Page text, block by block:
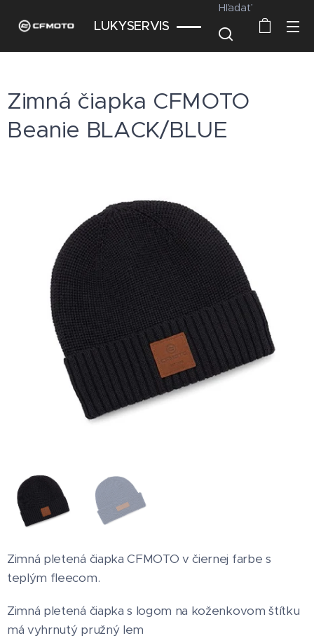
LUKYSERVIS
Hľadať
Zimná čiapka CFMOTO
Beanie BLACK/BLUE
Zimná pletená čiapka CFMOTO v čiernej farbe s
teplým fleecom.
Zimná pletená čiapka s logom na koženkovom štítku
má vyhrnutý pružný lem